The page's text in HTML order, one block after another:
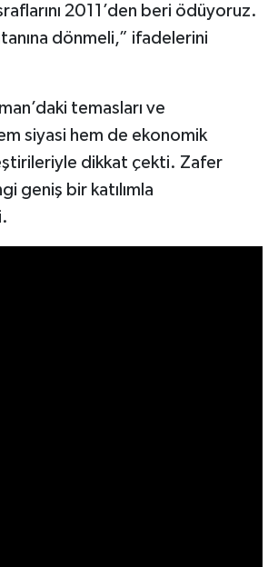
2011’den beri ödüyoruz.
dönmeli,” ifadelerini
temasları ve
siyasi hem de ekonomik
dikkat çekti. Zafer
geniş bir katılımla